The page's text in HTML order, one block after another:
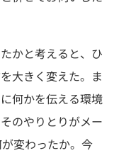
かと考えると、ひ
大きく変えた。ま
何かを伝える環境
のやりとりがメー
変わったか。今